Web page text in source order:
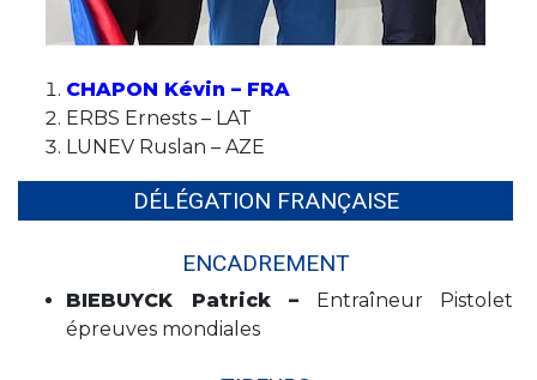
CHAPON Kévin – FRA
ERBS Ernests – LAT
LUNEV Ruslan – AZE
DÉLÉGATION FRANÇAISE
ENCADREMENT
BIEBUYCK Patrick – Entraîneur Pistolet
épreuves mondiales